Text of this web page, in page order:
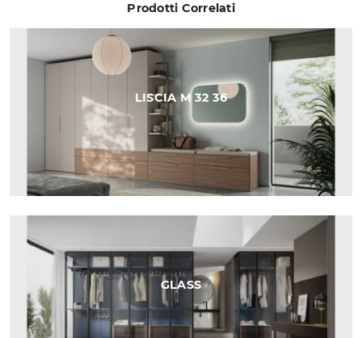
Prodotti Correlati
LISCIA M 32 36
GLASS